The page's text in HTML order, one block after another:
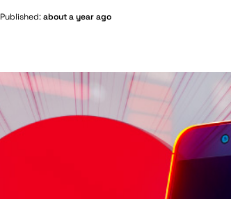
Published:about a year ago